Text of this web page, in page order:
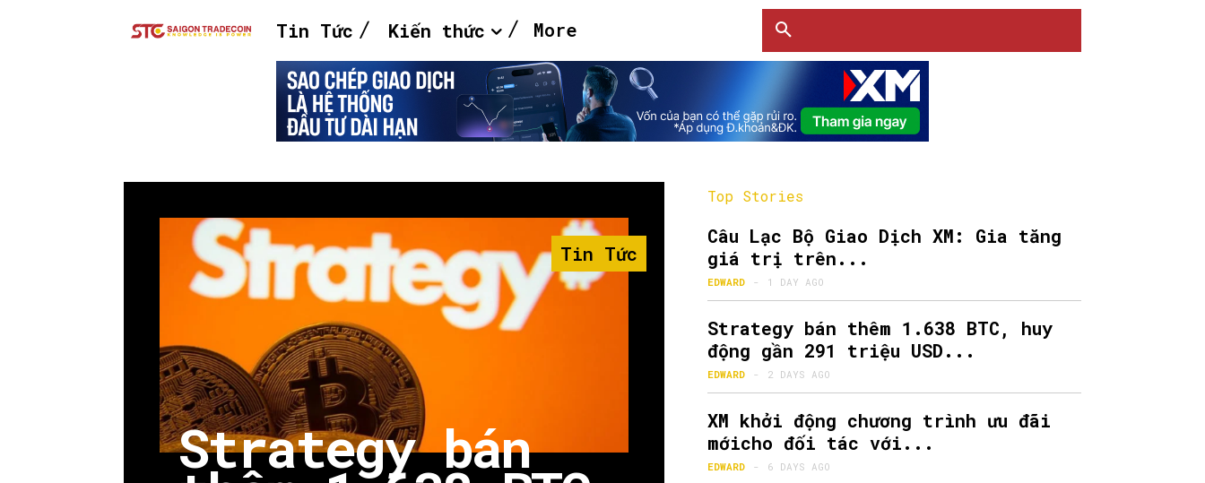
Tin Tức Kiến thức More
Tin Tức
Strategy bán
Top Stories
Câu Lạc Bộ Giao Dịch XM: Gia tăng
giá trị trên...
EDWARD - 1 DAY AGO
Strategy bán thêm 1.638 BTC, huy
động gần 291 triệu USD...
EDWARD - 2 DAYS AGO
XM khởi động chương trình ưu đãi
mớicho đối tác với...
EDWARD - 6 DAYS AGO